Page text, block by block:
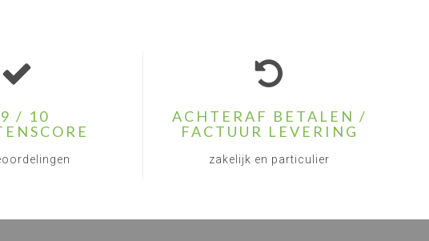
/ 10
ACHTERAF BETALEN /
FACTUUR LEVERING
zakelijk en particulier